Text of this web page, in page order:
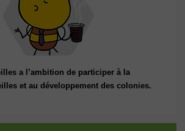
a l’ambition de participer à la
et au développement des colonies.